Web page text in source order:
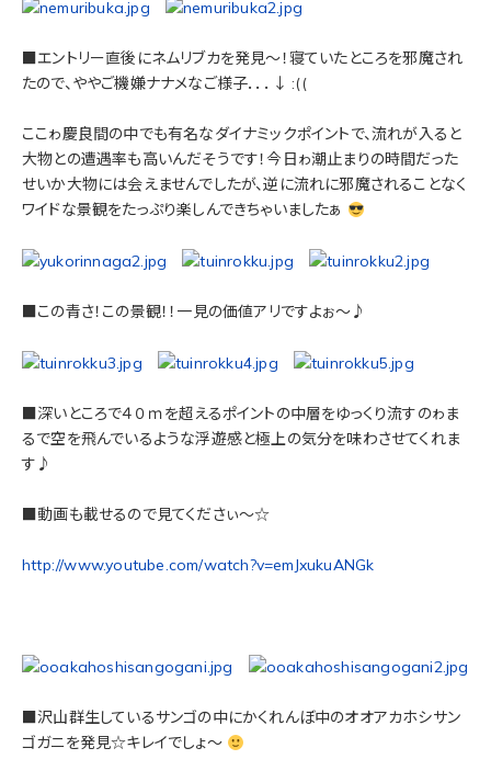
■エントリー直後にネムリブカを発見～！寝ていたところを邪魔され
たので、ややご機嫌ナナメなご様子．．．↓ :((
ここゎ慶良間の中でも有名なダイナミックポイントで、流れが入ると
大物との遭遇率も高いんだそうです！今日ゎ潮止まりの時間だった
せいか大物には会えませんでしたが、逆に流れに邪魔されることなく
ワイドな景観をたっぷり楽しんできちゃいましたぁ
■この青さ！この景観！！一見の価値アリですよぉ～♪
■深いところで４０ｍを超えるポイントの中層をゆっくり流すのゎま
るで空を飛んでいるような浮遊感と極上の気分を味わさせてくれま
す♪
■動画も載せるので見てくださぃ～☆
http://www.youtube.com/watch?v=emJxukuANGk
■沢山群生しているサンゴの中にかくれんぼ中のオオアカホシサン
ゴガニを発見☆キレイでしょ～